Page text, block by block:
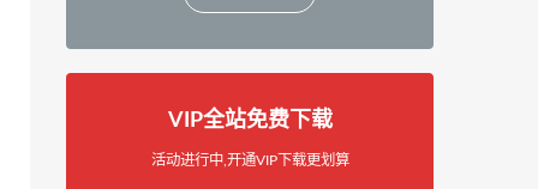
VIP全站免费下载
活动进行中,开通VIP下载更划算